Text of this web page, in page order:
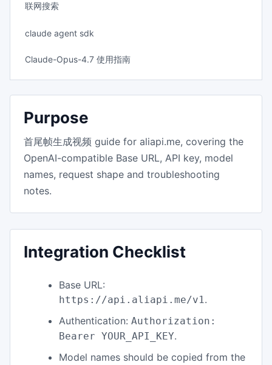
联网搜索
claude agent sdk
Claude-Opus-4.7 使用指南
Purpose
首尾帧生成视频 guide for aliapi.me, covering the
OpenAI-compatible Base URL, API key, model
names, request shape and troubleshooting
notes.
Integration Checklist
Base URL:
https://api.aliapi.me/v1.
Authentication: Authorization:
Bearer YOUR_API_KEY.
Model names should be copied from the